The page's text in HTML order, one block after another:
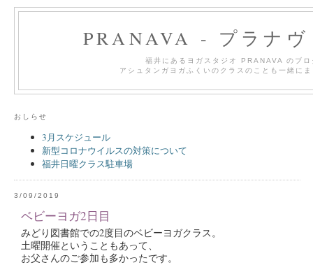
PRANAVA - プラナ
福井にあるヨガスタジオ PRANAVA のブロ
アシュタンガヨガふくいのクラスのことも一緒に
おしらせ
3月スケジュール
新型コロナウイルスの対策について
福井日曜クラス駐車場
3/09/2019
ベビーヨガ2日目
みどり図書館での2度目のベビーヨガクラス。
土曜開催ということもあって、
お父さんのご参加も多かったです。